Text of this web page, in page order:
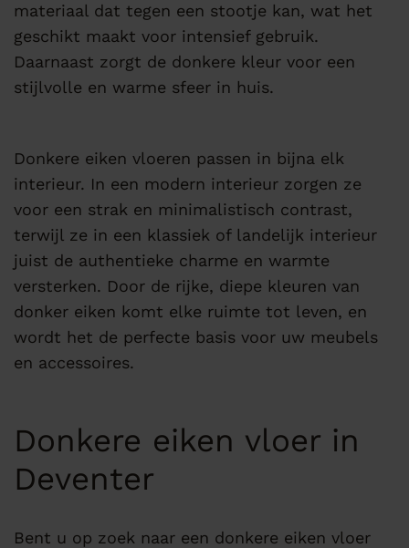
materiaal dat tegen een stootje kan, wat het
geschikt maakt voor intensief gebruik.
Daarnaast zorgt de donkere kleur voor een
stijlvolle en warme sfeer in huis.
Donkere eiken vloeren passen in bijna elk
interieur. In een modern interieur zorgen ze
voor een strak en minimalistisch contrast,
terwijl ze in een klassiek of landelijk interieur
juist de authentieke charme en warmte
versterken. Door de rijke, diepe kleuren van
donker eiken komt elke ruimte tot leven, en
wordt het de perfecte basis voor uw meubels
en accessoires.
Donkere eiken vloer in
Deventer
Bent u op zoek naar een donkere eiken vloer